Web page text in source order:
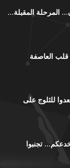
المرحلة المقبلة…
العاصفة
للثلوج على
تجنبوا